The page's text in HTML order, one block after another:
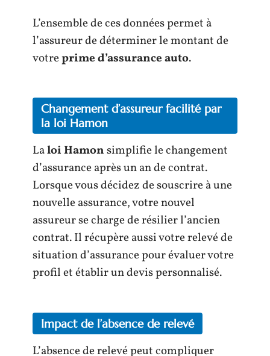
L’ensemble de ces données permet à
l’assureur de déterminer le montant de
votreprime d’assurance auto.
Changement d’assureur facilité par
la loi Hamon
Laloi Hamonsimplifie le changement
d’assurance après un an de contrat.
Lorsque vous décidez de souscrire à une
nouvelle assurance, votre nouvel
assureur se charge de résilier l’ancien
contrat. Il récupère aussi votre relevé de
situation d’assurance pour évaluer votre
profil et établir un devis personnalisé.
Impact de l’absence de relevé
L’absence de relevé peut compliquer